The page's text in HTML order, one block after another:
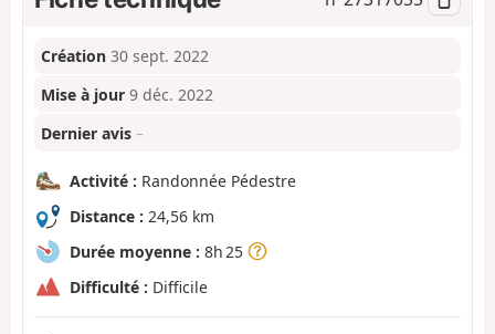
Création 30 sept. 2022
Mise à jour 9 déc. 2022
Dernier avis –
Activité : Randonnée Pédestre
Distance : 24,56 km
Durée moyenne : 8h 25
Difficulté : Difficile